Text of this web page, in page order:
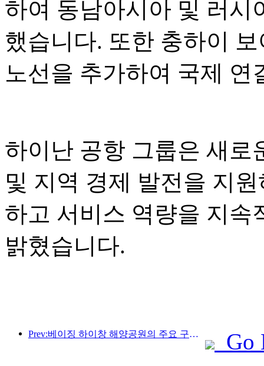
하여 동남아시아 및 러시
했습니다. 또한 충하이
노선을 추가하여 국제
하이난 공항 그룹은 새로
및 지역 경제 발전을 지
하고 서비스 역량을 지속
밝혔습니다.
Prev:베이징 하이창 해양공원의 주요 구조물은 연내 상량될 예정이며, 완공 및 개장은 2027년으로 예상됩니다.
Go